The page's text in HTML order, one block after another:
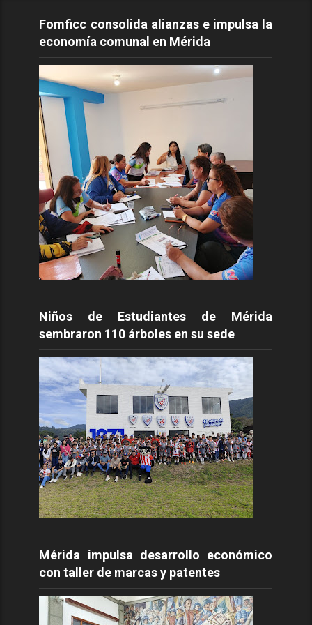
Fomficc consolida alianzas e impulsa la
economía comunal en Mérida
Niños de Estudiantes de Mérida
sembraron 110 árboles en su sede
Mérida impulsa desarrollo económico
con taller de marcas y patentes